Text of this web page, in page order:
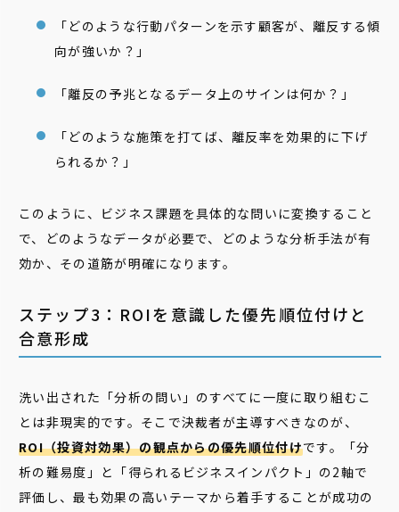
「どのような行動パターンを示す顧客が、離反する傾
向が強いか？」
「離反の予兆となるデータ上のサインは何か？」
「どのような施策を打てば、離反率を効果的に下げ
られるか？」
このように、ビジネス課題を具体的な問いに変換すること
で、どのようなデータが必要で、どのような分析手法が有
効か、その道筋が明確になります。
ステップ3：ROIを意識した優先順位付けと
合意形成
洗い出された「分析の問い」のすべてに一度に取り組むこ
とは非現実的です。そこで決裁者が主導すべきなのが、
ROI（投資対効果）の観点からの優先順位付けです。「分
析の難易度」と「得られるビジネスインパクト」の2軸で
評価し、最も効果の高いテーマから着手することが成功の